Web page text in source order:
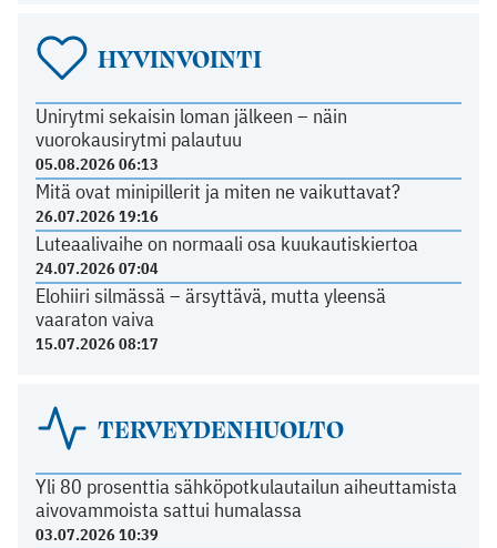
HYVINVOINTI
Unirytmi sekaisin loman jälkeen – näin
vuorokausirytmi palautuu
05.08.2026 06:13
Mitä ovat minipillerit ja miten ne vaikuttavat?
26.07.2026 19:16
Luteaalivaihe on normaali osa kuukautiskiertoa
24.07.2026 07:04
Elohiiri silmässä – ärsyttävä, mutta yleensä
vaaraton vaiva
15.07.2026 08:17
TERVEYDENHUOLTO
Yli 80 prosenttia sähköpotkulautailun aiheuttamista
aivovammoista sattui humalassa
03.07.2026 10:39